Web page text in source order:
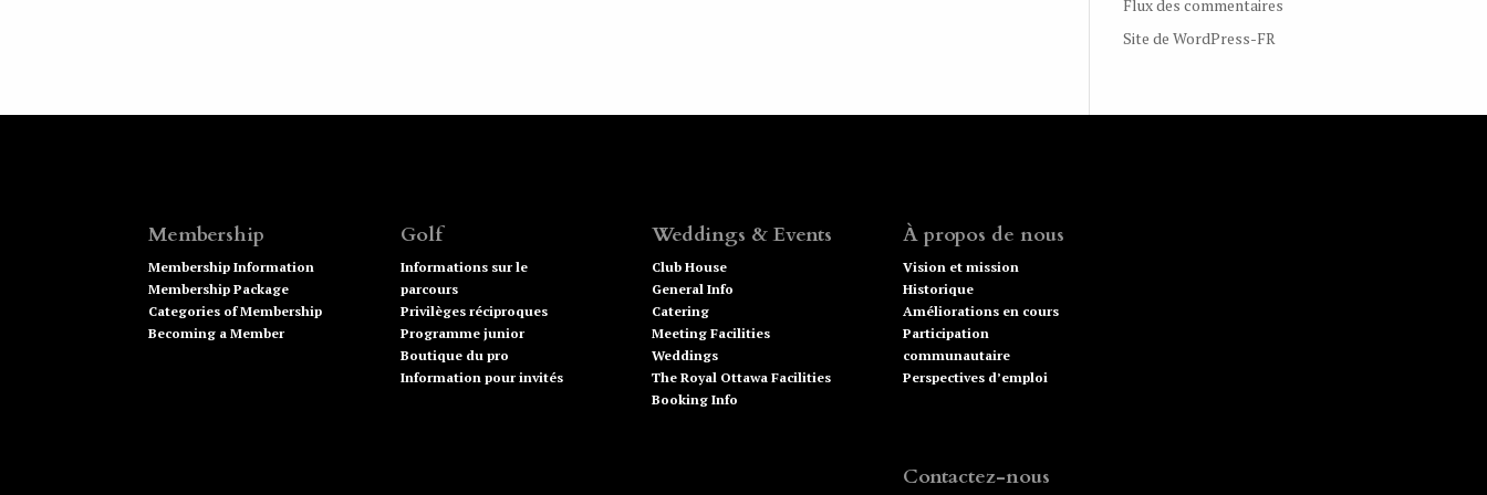
Flux des commentaires
Site de WordPress-FR
Membership
Membership Information
Membership Package
Categories of Membership
Becoming a Member
Golf
Informations sur le
parcours
Privilèges réciproques
Programme junior
Boutique du pro
Information pour invités
Weddings & Events
Club House
General Info
Catering
Meeting Facilities
Weddings
The Royal Ottawa Facilities
Booking Info
À propos de nous
Vision et mission
Historique
Améliorations en cours
Participation
communautaire
Perspectives d’emploi
Contactez-nous